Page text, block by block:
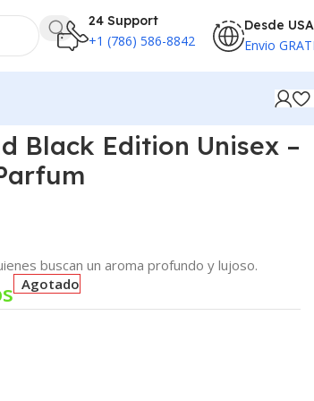
24 Support
+1 (786) 586-8842
Desde USA
Envio
Black Edition Unisex –
buscan un aroma profundo y lujoso.
Agotado